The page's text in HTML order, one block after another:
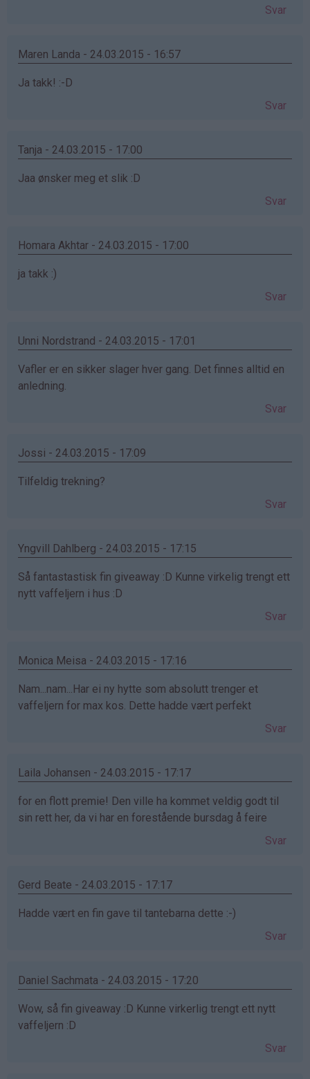
Svar
Maren Landa - 24.03.2015 - 16:57
Ja takk! :-D
Svar
Tanja - 24.03.2015 - 17:00
Jaa ønsker meg et slik :D
Svar
Homara Akhtar - 24.03.2015 - 17:00
ja takk :)
Svar
Unni Nordstrand - 24.03.2015 - 17:01
Vafler er en sikker slager hver gang. Det finnes alltid en
anledning.
Svar
Jossi - 24.03.2015 - 17:09
Tilfeldig trekning?
Svar
Yngvill Dahlberg - 24.03.2015 - 17:15
Så fantastastisk fin giveaway :D Kunne virkelig trengt ett
nytt vaffeljern i hus :D
Svar
Monica Meisa - 24.03.2015 - 17:16
Nam...nam...Har ei ny hytte som absolutt trenger et
vaffeljern for max kos. Dette hadde vært perfekt
Svar
Laila Johansen - 24.03.2015 - 17:17
for en flott premie! Den ville ha kommet veldig godt til
sin rett her, da vi har en forestående bursdag å feire
Svar
Gerd Beate - 24.03.2015 - 17:17
Hadde vært en fin gave til tantebarna dette :-)
Svar
Daniel Sachmata - 24.03.2015 - 17:20
Wow, så fin giveaway :D Kunne virkerlig trengt ett nytt
vaffeljern :D
Svar